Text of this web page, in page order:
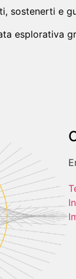
sostenerti e
esplorativa